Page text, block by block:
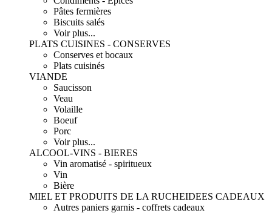
Pâtes fermières
Biscuits salés
Voir plus...
PLATS CUISINES - CONSERVES
Conserves et bocaux
Plats cuisinés
VIANDE
Saucisson
Veau
Volaille
Boeuf
Porc
Voir plus...
ALCOOL-VINS - BIERES
Vin aromatisé - spiritueux
Vin
Bière
MIEL ET PRODUITS DE LA RUCHEIDEES CADEAUX
Autres paniers garnis - coffrets cadeaux